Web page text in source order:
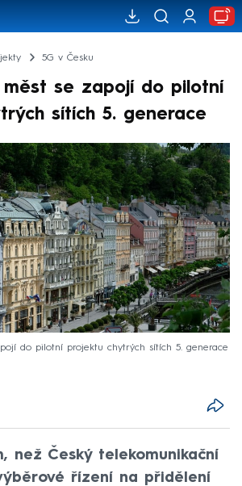
5G v Česku
měst se zapojí do pilotní
sítích 5. generace
do pilotní projektu chytrých sítích 5. generace
než Český telekomunikační
řízení na přidělení